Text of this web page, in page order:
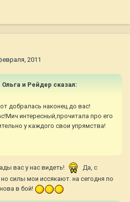
2011
Ольга и Рейдер сказал:
добралась наконец до вас!
интересный,прочитала про его
у каждого свои упрямства!
вас у нас видеть!
Да, с
силы мои иссякают. на сегодня по
в бой!